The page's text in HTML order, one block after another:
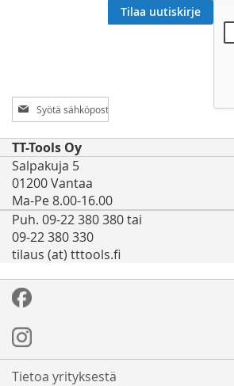
Tilaa
uutiskirjeemme:
Tilaa uutiskirje
TT-Tools Oy
Salpakuja 5
01200 Vantaa
Ma-Pe 8.00-16.00
Puh. 09-22 380 380 tai
09-22 380 330
tilaus (at) tttools.fi
Tietoa yrityksestä